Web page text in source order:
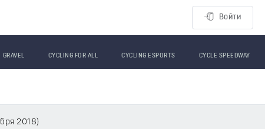
Войти
GRAVEL CYCLING FOR ALL CYCLING ESPORTS CYCLE SPEEDWAY
2018)